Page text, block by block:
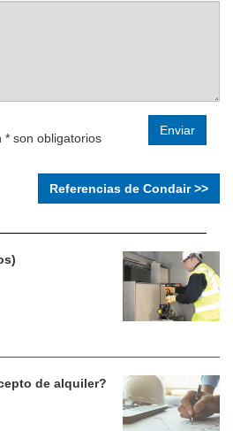
* son obligatorios
Referencias de Condair >>
de alquiler?